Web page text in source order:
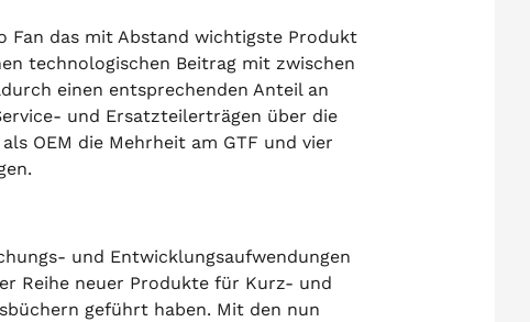
Fan das mit Abstand wichtigste Produkt
technologischen Beitrag mit zwischen
einen entsprechenden Anteil an
und Ersatzteilerträgen über die
OEM die Mehrheit am GTF und vier
und Entwicklungsaufwendungen
Reihe neuer Produkte für Kurz- und
geführt haben. Mit den nun